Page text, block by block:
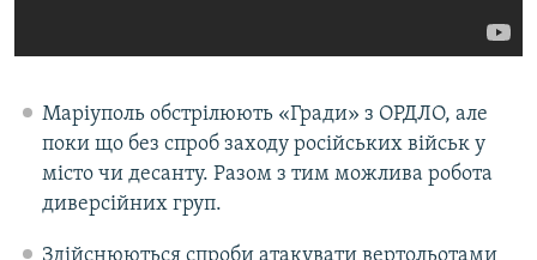
Маріуполь обстрілюють «Гради» з ОРДЛО, але
поки що без спроб заходу російських військ у
місто чи десанту. Разом з тим можлива робота
диверсійних груп.